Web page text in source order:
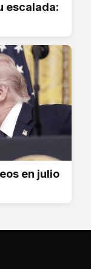
escalada:
en julio